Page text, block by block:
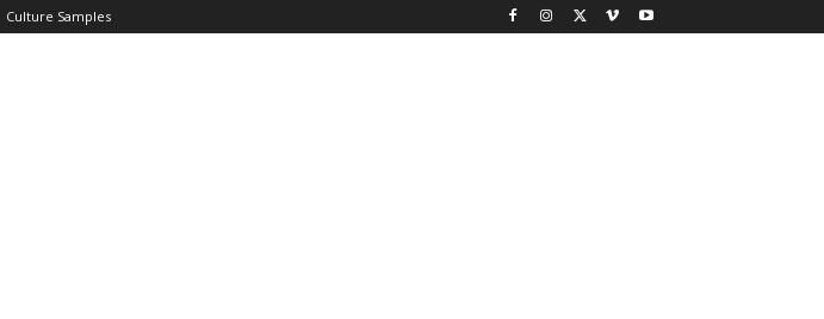
Culture Samples